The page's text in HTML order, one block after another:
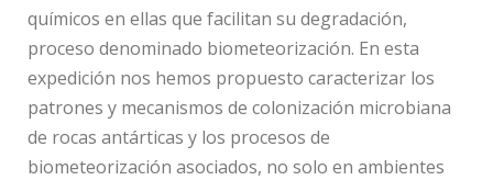
químicos en ellas que facilitan su degradación,
proceso denominado biometeorización. En esta
expedición nos hemos propuesto caracterizar los
patrones y mecanismos de colonización microbiana
de rocas antárticas y los procesos de
biometeorización asociados, no solo en ambientes